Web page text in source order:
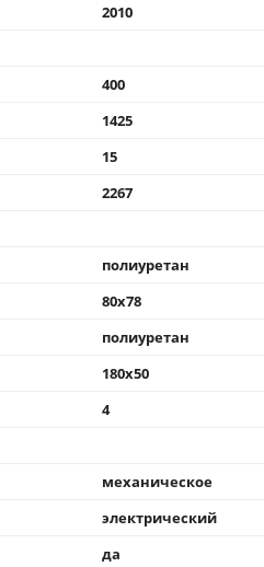
2010
400
1425
15
2267
полиуретан
80x78
полиуретан
180x50
4
механическое
электрический
да